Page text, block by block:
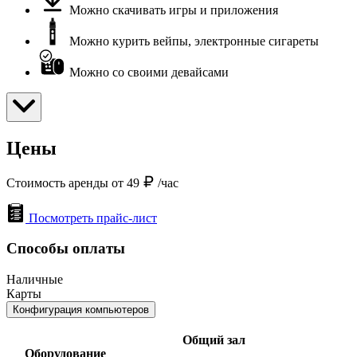
Можно скачивать игры и приложения
Можно курить вейпы, электронные сигареты
Можно со своими девайсами
Цены
Стоимость аренды от 49 /час
Посмотреть прайс-лист
Способы оплаты
Наличные
Карты
Конфигурация компьютеров
Оборудование
Общий зал